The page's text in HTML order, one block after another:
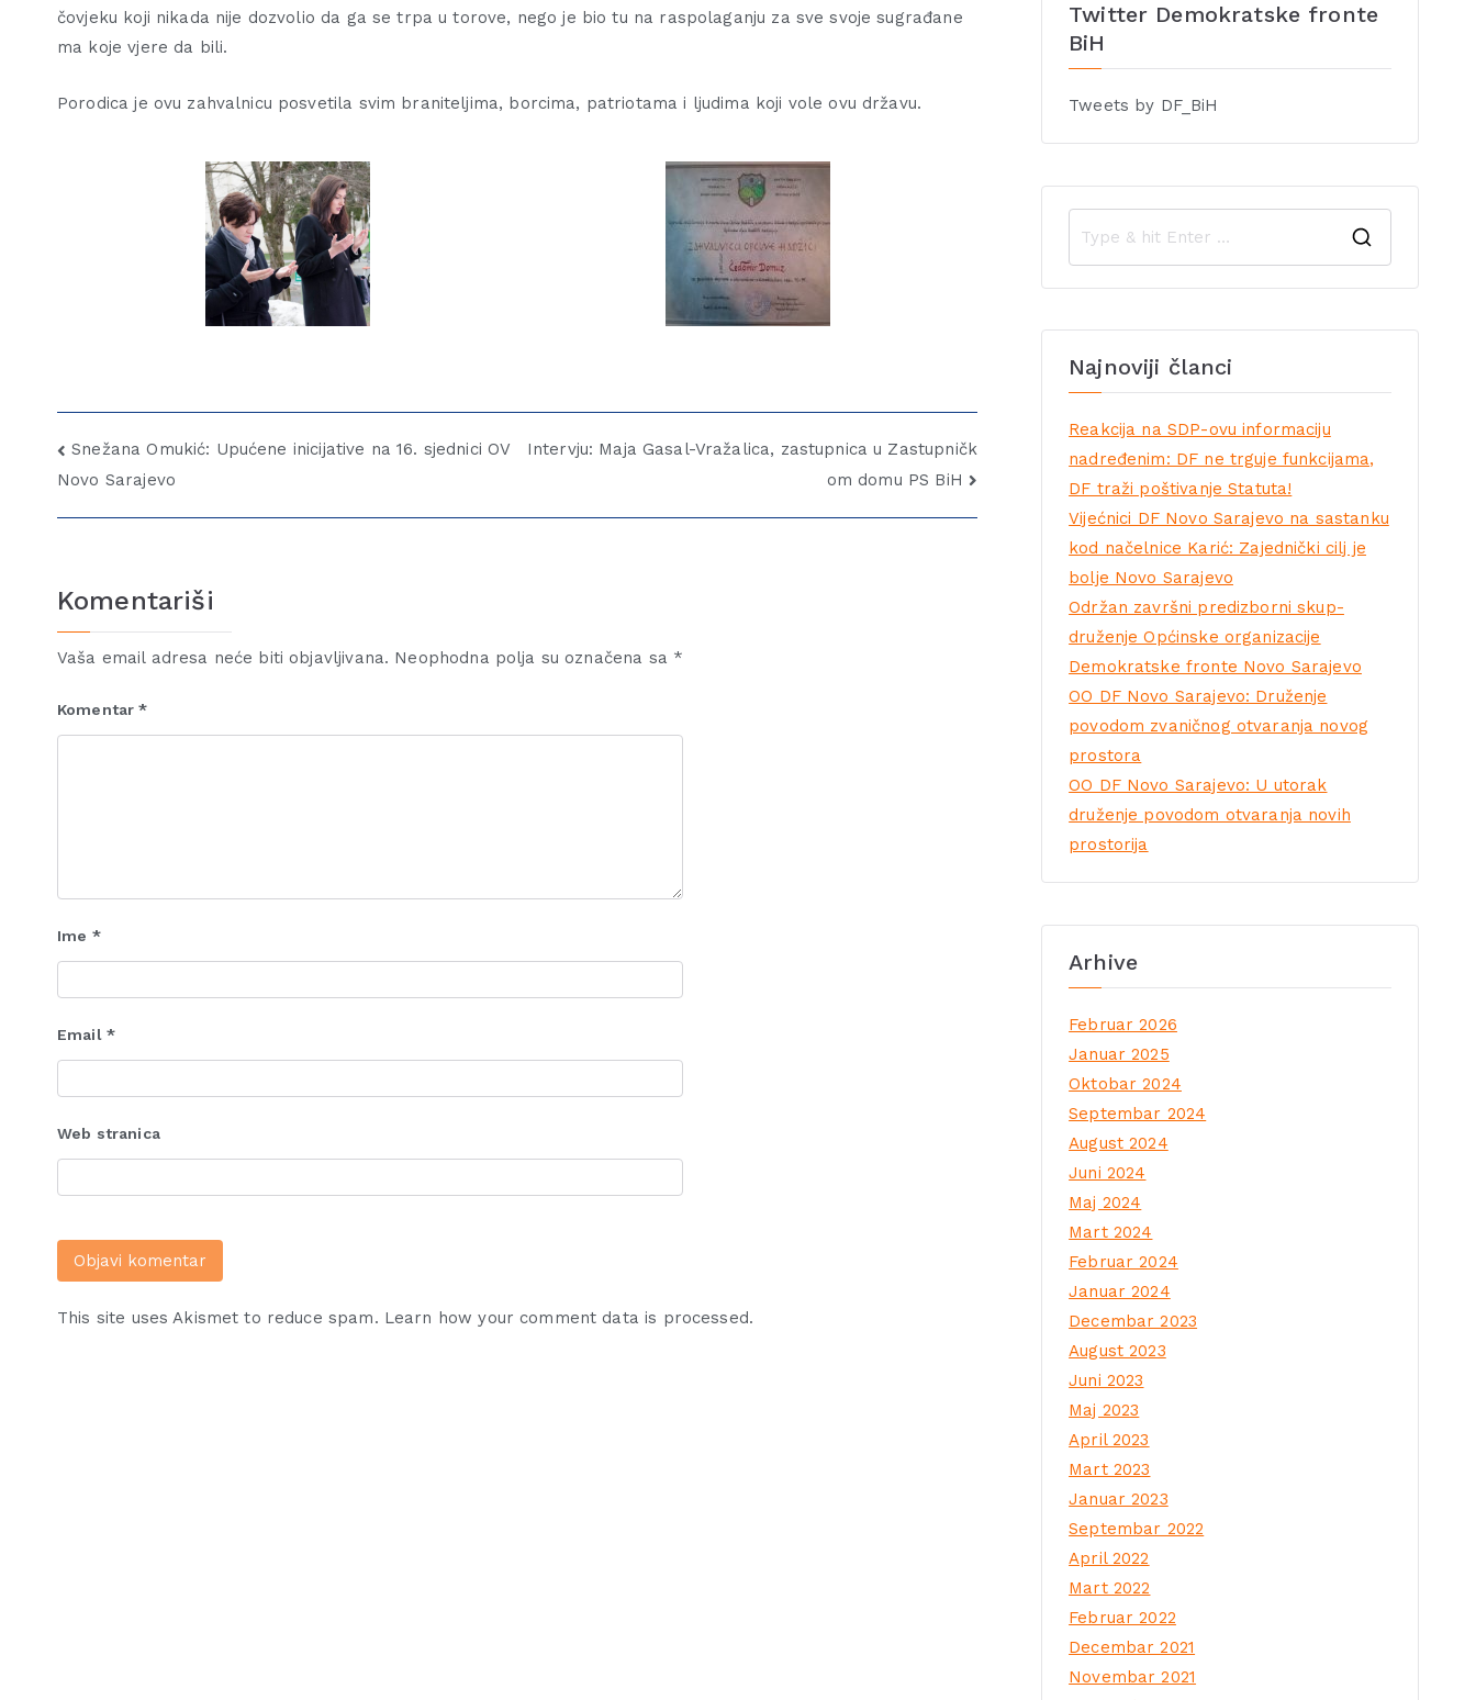
čovjeku koji nikada nije dozvolio da ga se trpa u torove, nego je bio tu na raspolaganju za sve svoje sugrađane
ma koje vjere da bili.
Porodica je ovu zahvalnicu posvetila svim braniteljima, borcima, patriotama i ljudima koji vole ovu državu.
Snežana Omukić: Upućene inicijative na 16. sjednici OV
Novo Sarajevo
Intervju: Maja Gasal-Vražalica, zastupnica u Zastupničk
om domu PS BiH
Komentariši
Vaša email adresa neće biti objavljivana. Neophodna polja su označena sa *
Komentar*
Ime *
Email *
Web stranica
This site uses Akismet to reduce spam. Learn how your comment data is processed.
Twitter Demokratske fronte
BiH
Tweets by DF_BiH
Najnoviji članci
Reakcija na SDP-ovu informaciju
nadređenim: DF ne trguje funkcijama,
DF traži poštivanje Statuta!
Vijećnici DF Novo Sarajevo na sastanku
kod načelnice Karić: Zajednički cilj je
bolje Novo Sarajevo
Održan završni predizborni skup-
druženje Općinske organizacije
Demokratske fronte Novo Sarajevo
OO DF Novo Sarajevo: Druženje
povodom zvaničnog otvaranja novog
prostora
OO DF Novo Sarajevo: U utorak
druženje povodom otvaranja novih
prostorija
Arhive
Februar 2026
Januar 2025
Oktobar 2024
Septembar 2024
August 2024
Juni 2024
Maj 2024
Mart 2024
Februar 2024
Januar 2024
Decembar 2023
August 2023
Juni 2023
Maj 2023
April 2023
Mart 2023
Januar 2023
Septembar 2022
April 2022
Mart 2022
Februar 2022
Decembar 2021
Novembar 2021